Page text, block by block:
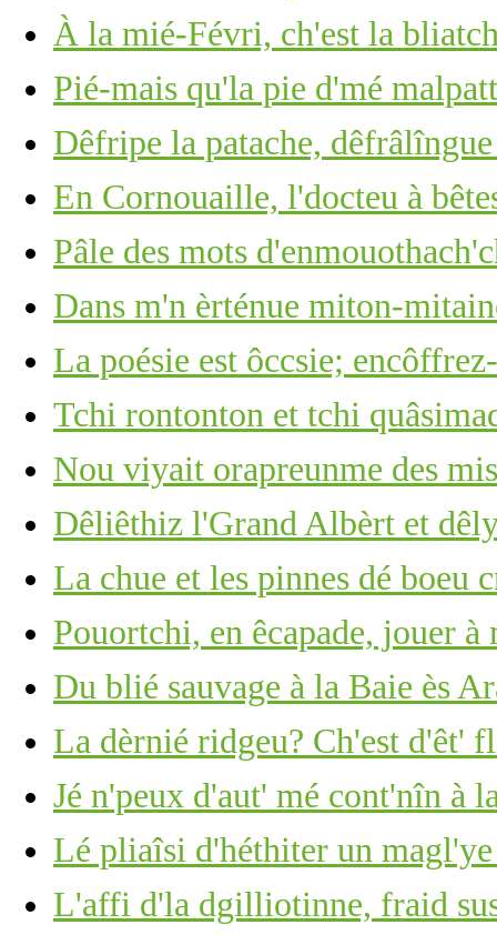
À la mié-Févri, ch'est la
Pié-mais qu'la pie d'mé
Dêfripe la patache,
En Cornouaille, l'docteu à
Pâle des mots
Dans m'n èrténue miton-
La poésie est ôccsie;
Tchi rontonton et tchi
Nou viyait orapreunme des
Dêliêthiz l'Grand Albèrt et
La chue et les pinnes dé boeu
Pouortchi, en êcapade, jouer à
Du blié sauvage à la Baie ès
La dèrnié ridgeu? Ch'est d'êt'
Jé n'peux d'aut' mé cont'nîn à
Lé pliaîsi d'héthiter un
L'affi d'la dgilliotinne, fraid